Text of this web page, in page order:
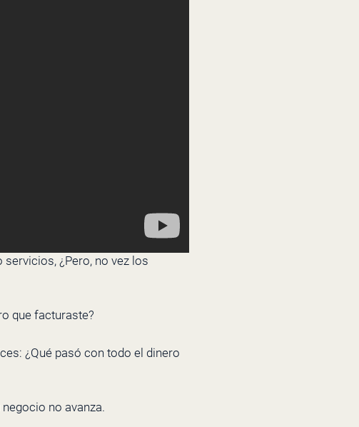
¿Pero, no vez los
que facturaste?
¿Qué pasó con todo el dinero
no avanza.